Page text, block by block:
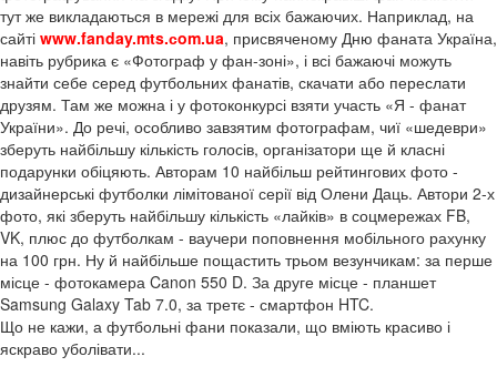
тут же викладаються в мережі для всіх бажаючих. Наприклад, на
сайті www.fanday.mts.сom.ua, присвяченому Дню фаната Україна,
навіть рубрика є «Фотограф у фан-зоні», і всі бажаючі можуть
знайти себе серед футбольних фанатів, скачати або переслати
друзям. Там же можна і у фотоконкурсі взяти участь «Я - фанат
України». До речі, особливо завзятим фотографам, чиї «шедеври»
зберуть найбільшу кількість голосів, організатори ще й класні
подарунки обіцяють. Авторам 10 найбільш рейтингових фото -
дизайнерські футболки лімітованої серії від Олени Даць. Автори 2-х
фото, які зберуть найбільшу кількість «лайків» в соцмережах FB,
VK, плюс до футболкам - ваучери поповнення мобільного рахунку
на 100 грн. Ну й найбільше пощастить трьом везунчикам: за перше
місце - фотокамера Canon 550 D. За друге місце - планшет
Samsung Galaxy Tab 7.0, за третє - смартфон HTC.
Що не кажи, а футбольні фани показали, що вміють красиво і
яскраво уболівати...